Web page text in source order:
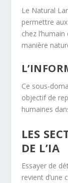
Le Natural
permettre
chez
manière
Ce sous-
objectif de
humaines
LES
DE L’IA
Essayer de
revient d’une